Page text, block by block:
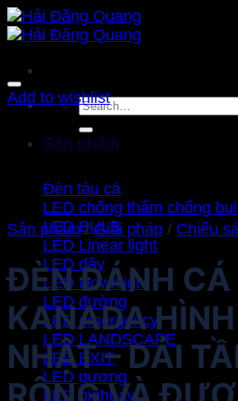
Bỏ
qua
dung
Search
Sản phẩm
Đèn tàu cá
LED chống thấm chống bụi
LED BULB
LED Linear light
LED dây
LED Downlight
LED đường
LED emergency
LED LANDSCAPE
LED EXIT
LED gương
LED highbay
Add to wishlist
Sản phẩm / Giải pháp / Chiếu
ĐÈN ĐÁNH
KANADA
NHẬT – DẢI